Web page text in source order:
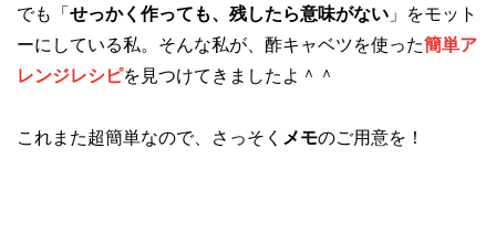
でも「 せっかく作っても、残したら意味がない 」をモット
ーにしている私。そんな私が、酢キャベツを使った簡単ア
レンジレシピを見つけてきましたよ＾＾
これまた超簡単なので、さっそく メモのご用意を！